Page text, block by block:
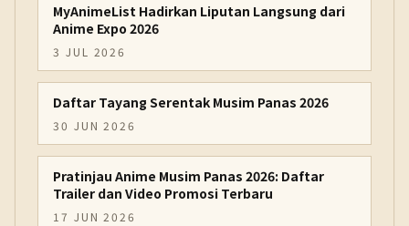
MyAnimeList Hadirkan Liputan Langsung dari
Anime Expo 2026
3 JUL 2026
Daftar Tayang Serentak Musim Panas 2026
30 JUN 2026
Pratinjau Anime Musim Panas 2026: Daftar
Trailer dan Video Promosi Terbaru
17 JUN 2026